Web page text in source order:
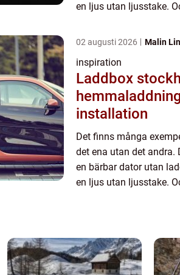
en ljus utan ljusstake.
02 augusti 2026 Malin
inspiration
Laddbox
installation
Det finns många
det ena utan det andra.
en bärbar dator utan
en ljus utan ljusstake.